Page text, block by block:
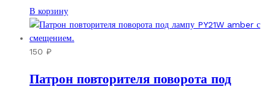
В корзину
150 ₽
Патрон повторителя поворота под